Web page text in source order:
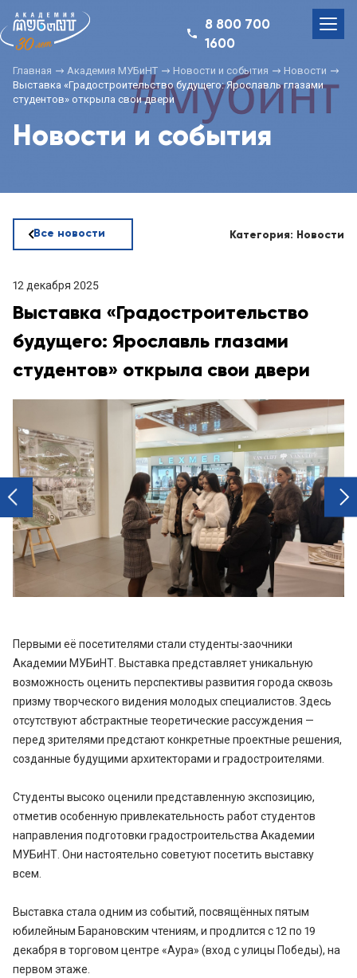
8 800 700
1600
Главная Академия МУБиНТ Новости и события
Новости
Выставка «Градостроительство будущего: Ярославль глазами
студентов» открыла свои двери
Новости и события
Все новости Категория: Новости
12 декабря 2025
Выставка «Градостроительство
будущего: Ярославль глазами
студентов» открыла свои двери
prev
next
Первыми её посетителями стали студенты-заочники
Академии МУБиНТ. Выставка представляет уникальную
возможность оценить перспективы развития города сквозь
призму творческого видения молодых специалистов. Здесь
отсутствуют абстрактные теоретические рассуждения —
перед зрителями предстают конкретные проектные решения,
созданные будущими архитекторами и градостроителями.
Студенты высоко оценили представленную экспозицию,
отметив особенную привлекательность работ студентов
направления подготовки градостроительства Академии
МУБиНТ. Они настоятельно советуют посетить выставку
всем.
Выставка стала одним из событий, посвящённых пятым
юбилейным Барановским чтениям, и продлится с 12 по 19
декабря в торговом центре «Аура» (вход с улицы Победы), на
первом этаже.